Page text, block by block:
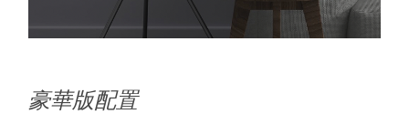
豪華版配置